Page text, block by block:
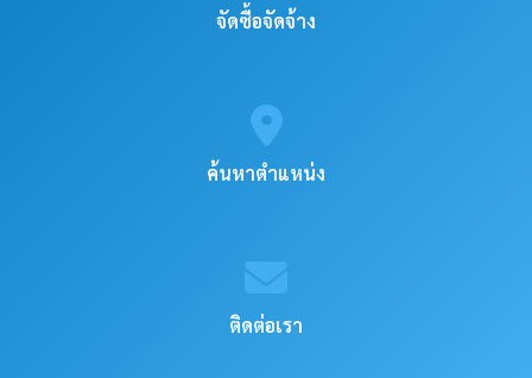
จัดซื้อจัดจ้าง
ค้นหาตำแหน่ง
ติดต่อเรา